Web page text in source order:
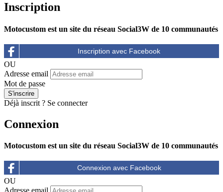
Inscription
Motocustom est un site du réseau Social3W de 10 communautés
OU
Adresse email
Mot de passe
Déjà inscrit ? Se connecter
Connexion
Motocustom est un site du réseau Social3W de 10 communautés
OU